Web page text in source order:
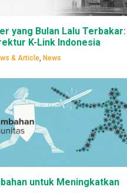
yang Bulan Lalu Terbakar:
K-Link Indonesia
& Article, News
untuk Meningkatkan